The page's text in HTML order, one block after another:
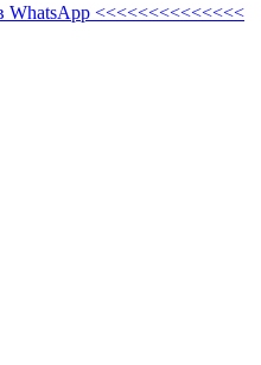
WhatsApp <<<<<<<<<<<<<<